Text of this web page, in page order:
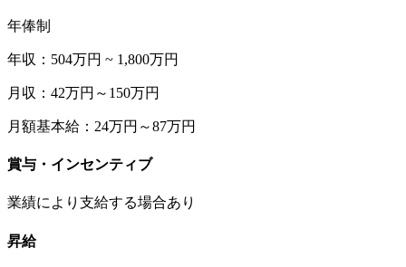
年俸制
年収：504万円 ~ 1,800万円
月収：42万円～150万円
月額基本給：24万円～87万円
賞与・インセンティブ
業績により支給する場合あり
昇給